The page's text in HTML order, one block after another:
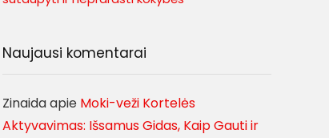
Naujausi komentarai
Zinaidaapie Moki-veži Kortelės
Aktyvavimas: Išsamus Gidas, Kaip Gauti ir